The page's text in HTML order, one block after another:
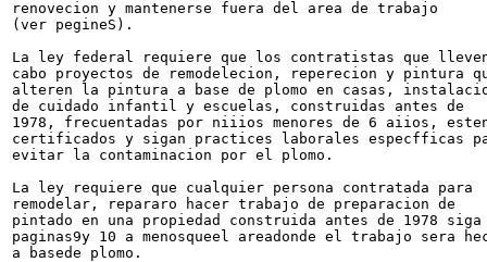
renovecion y mantenerse fuera del area de trabajo
(ver pegineS).
La ley federal requiere que los contratistas que
cabo proyectos de remodelecion, reperecion y pintura
alteren la pintura a base de plomo en casas,
de cuidado infantil y escuelas, construidas antes de
1978, frecuentadas por niiios menores de 6 aiios,
certificados y sigan practices laborales especfficas
evitar la contaminacion por el plomo.
La ley requiere que cualquier persona contratada para
remodelar, repararo hacer trabajo de preparacion de
pintado en una propiedad construida antes de 1978
paginas9y 10 a menosqueel areadonde el trabajo sera
a basede plomo.